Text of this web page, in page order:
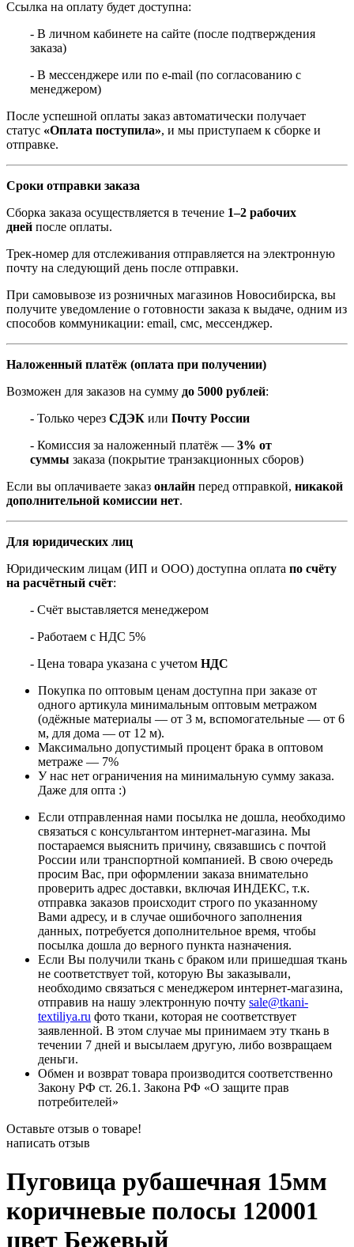
Ссылка на оплату будет доступна:
- В личном кабинете на сайте (после подтверждения
заказа)
- В мессенджере или по e-mail (по согласованию с
менеджером)
После успешной оплаты заказ автоматически получает
статус «Оплата поступила», и мы приступаем к сборке и
отправке.
Сроки отправки заказа
Сборка заказа осуществляется в течение 1–2 рабочих
дней после оплаты.
Трек-номер для отслеживания отправляется на электронную
почту на следующий день после отправки.
При самовывозе из розничных магазинов Новосибирска, вы
получите уведомление о готовности заказа к выдаче, одним из
способов коммуникации: email, смс, мессенджер.
Наложенный платёж (оплата при получении)
Возможен для заказов на сумму до 5000 рублей:
- Только через СДЭК или Почту России
- Комиссия за наложенный платёж — 3% от
суммы заказа (покрытие транзакционных сборов)
Если вы оплачиваете заказ онлайн перед отправкой, никакой
дополнительной комиссии нет.
Для юридических лиц
Юридическим лицам (ИП и ООО) доступна оплата по счёту
на расчётный счёт:
- Счёт выставляется менеджером
- Работаем с НДС 5%
- Цена товара указана с учетом НДС
Покупка по оптовым ценам доступна при заказе от
одного артикула минимальным оптовым метражом
(одёжные материалы — от 3 м, вспомогательные — от 6
м, для дома — от 12 м).
Максимально допустимый процент брака в оптовом
метраже — 7%
У нас нет ограничения на минимальную сумму заказа.
Даже для опта :)
Если отправленная нами посылка не дошла, необходимо
связаться с консультантом интернет-магазина. Мы
постараемся выяснить причину, связавшись с почтой
России или транспортной компанией. В свою очередь
просим Вас, при оформлении заказа внимательно
проверить адрес доставки, включая ИНДЕКС, т.к.
отправка заказов происходит строго по указанному
Вами адресу, и в случае ошибочного заполнения
данных, потребуется дополнительное время, чтобы
посылка дошла до верного пункта назначения.
Если Вы получили ткань с браком или пришедшая ткань
не соответствует той, которую Вы заказывали,
необходимо связаться с менеджером интернет-магазина,
отправив на нашу электронную почту sale@tkani-
textiliya.ru фото ткани, которая не соответствует
заявленной. В этом случае мы принимаем эту ткань в
течении 7 дней и высылаем другую, либо возвращаем
деньги.
Обмен и возврат товара производится соответственно
Закону РФ ст. 26.1. Закона РФ «О защите прав
потребителей»
Оставьте отзыв о товаре!
написать отзыв
Пуговица рубашечная 15мм
коричневые полосы 120001
цвет Бежевый